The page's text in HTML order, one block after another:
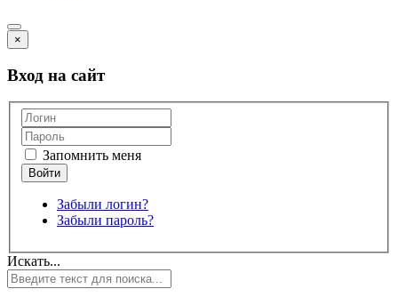
×
Вход на сайт
Запомнить меня
Забыли логин?
Забыли пароль?
Искать...